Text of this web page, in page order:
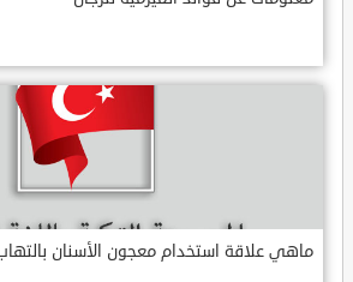
ماهي علاقة استخدام معجون الأسنان بالتهاب